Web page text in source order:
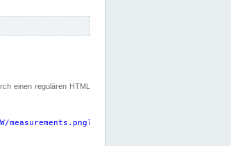
einen regulären HTML